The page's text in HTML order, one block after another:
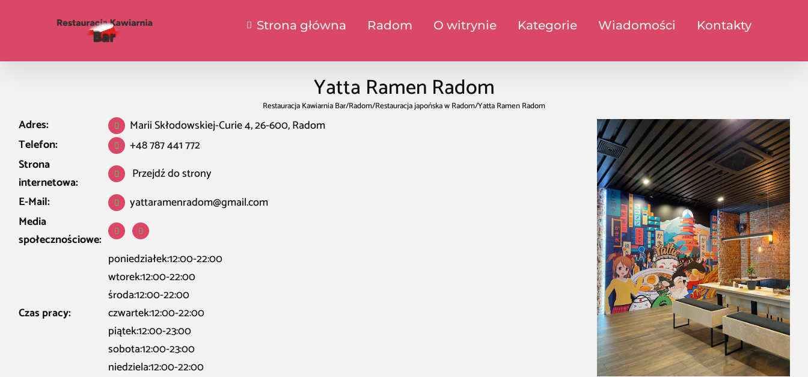
Strona główna Radom O witrynie Kategorie Wiadomości Kontakty
Yatta Ramen Radom
Restauracja Kawiarnia Bar/Radom/Restauracja japońska w Radom/Yatta Ramen Radom
Adres:
Marii Skłodowskiej-Curie 4, 26-600, Radom
Telefon:
+48 787 441 772
Strona
internetowa:
Przejdź do strony
E-Mail:
yattaramenradom@gmail.com
Media
społecznościowe:
Czas pracy:
poniedziałek:12:00-22:00
wtorek:12:00-22:00
środa:12:00-22:00
czwartek:12:00-22:00
piątek:12:00-23:00
sobota:12:00-23:00
niedziela:12:00-22:00